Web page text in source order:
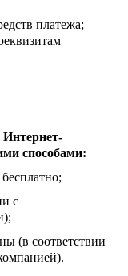
платежа;
Интернет-
способами:
с
(в соответствии